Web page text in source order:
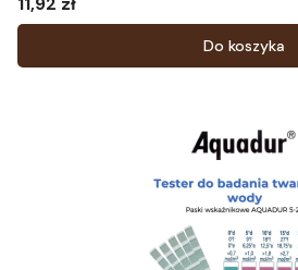
Cena
Do koszyka